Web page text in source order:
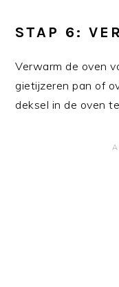
STAP 6:
Verwarm de oven
gietijzeren pan of
deksel in de oven